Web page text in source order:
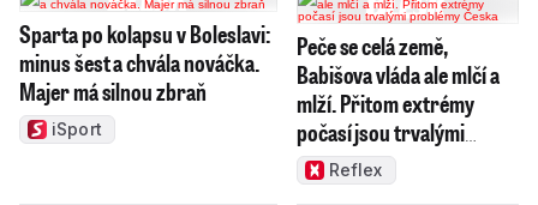
Sparta po kolapsu v Boleslavi:
minus šest a chvála nováčka.
Majer má silnou zbraň
iSport
Peče se celá země,
Babišova vláda ale mlčí a
mlží. Přitom extrémy
počasí jsou trvalými
problémy Česka
Reflex